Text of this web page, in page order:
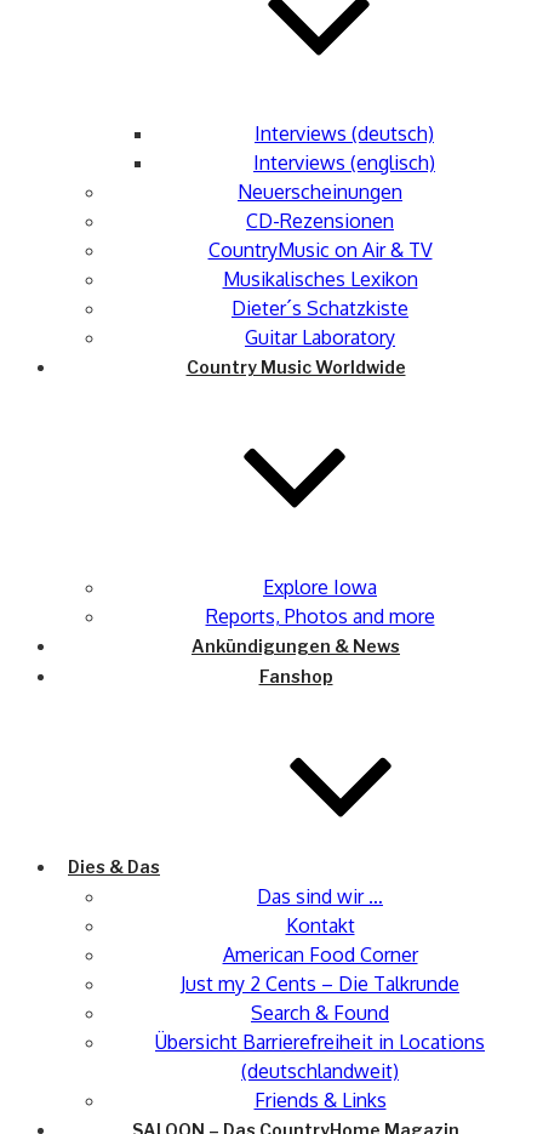
Interviews (deutsch)
Interviews (englisch)
Neuerscheinungen
CD-Rezensionen
CountryMusic on Air & TV
Musikalisches Lexikon
Dieter´s Schatzkiste
Guitar Laboratory
Country Music Worldwide
Explore Iowa
Reports, Photos and more
Ankündigungen & News
Fanshop
Dies & Das
Das sind wir …
Kontakt
American Food Corner
Just my 2 Cents – Die Talkrunde
Search & Found
Übersicht Barrierefreiheit in Locations
(deutschlandweit)
Friends & Links
SALOON – Das CountryHome Magazin